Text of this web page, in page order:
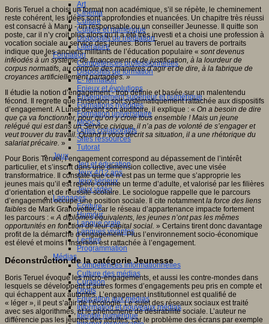
Art
Cinéma
Culture
Culture et numérique
Dispositifs de médiation
Littérature
Formation
Compétences professionnelles
Dispositifs de formation
E- formation
Enjeux et évolutions
Enseignement supérieur et numérique
Formations hybrides
Formation universitaire
Mooc’s
Outils collaboratifs
Sites ressources
Tutorat
Jeux
Jeu et éducation
Jeux 4/12 ans
Jeux sérieux
Jeux vidéo
Langages
Ecriture
Humour
Langue orale
Langues vivantes
Lecture
Programmation
Médias
Compétences informationnelles
Culture des médias
Curation
Droits
Education aux médias
Information et nouveaux médias
Identité numérique
Boris Teruel a choisi un format non académique, s’il se répète, le cheminement
reste cohérent, les idées sont approfondies et nuancées. Un chapitre très réussi
est consacré à Manu - un responsable ou un conseiller Jeunesse. Il quitte son
poste, car il n’y croit plus alors qu’il a été très investi et a choisi une profession à
vocation sociale au service des jeunes. Boris Teruel au travers de portraits
indique que les anciens militants de l’éducation populaire « sont devenus
inféodés à un système de financement et de justification, à la lourdeur de
corpus normatifs, au contrôle des manières d’agir et de dire, à la fabrique de
croyances artificiellement partagées. »
Il étudie la notion d’engagement - trop définie et basée sur un malentendu
fécond. Il regrette que l’insertion soit systématiquement rattachée aux dispositifs
d’engagement. A Lunel devant son auditoire, il explique : « On a besoin de dire
que ça va fonctionner, pour qu’on y croie tous ensemble ! Mais un jeune
relégué qui est dans un Service civique, il n’a pas de volonté de s’engager et
veut trouver du travail. Quand il vous décrit sa situation, il a une rhétorique du
salariat précaire. »
Pour Boris Teruel, l’engagement correspond au dépassement de l’intérêt
particulier, et s’inscrit dans une dimension collective, avec une visée
transformatrice. Il constate que ce n’est pas un terme que s’approprie les
jeunes mais qu’il est repéré comme un terme d’adulte, et valorisé par les filières
d’orientation et de réussite scolaire. Le sociologue rappelle que le parcours
d’engagement occupe une position sociale. Il cite notammentla force des liens
faibles de Mark Granovetter, car le réseau d’appartenance impacte fortement
les parcours : «A diplômes équivalents, les jeunes n’ont pas les mêmes
opportunités en fonction de leur capital social. » Certains tirent donc davantage
profit de la démarche d’engagement. Plus l’environnement socio-économique
est élevé et moins l’insertion est rattachée à l’engagement.
Déconstruction de la catégorie Jeunesse
Boris Teruel évoque les micro-engagements, et aussi les contre-mondes dans
lesquels se développent d’autres formes d’engagements peu pris en compte et
qui échappent aux autorités. L’engagement institutionnel est qualifié de
« léger », il peut s’agir de l’écologie. Le sujet des réseaux sociaux est traité
avec ses algorithmes, et le phénomène de désirabilité sociale. L’auteur ne
différencie pas les jeunes des adultes, car le problème des écrans par exemple